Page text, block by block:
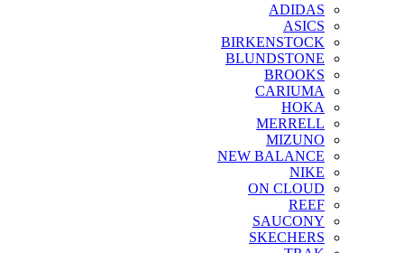
ADIDAS
ASICS
BIRKENSTOCK
BLUNDSTONE
BROOKS
CARIUMA
HOKA
MERRELL
MIZUNO
NEW BALANCE
NIKE
ON CLOUD
REEF
SAUCONY
SKECHERS